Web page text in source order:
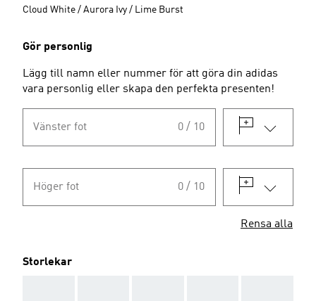
Cloud White / Aurora Ivy / Lime Burst
Gör personlig
Lägg till namn eller nummer för att göra din adidas
vara personlig eller skapa den perfekta presenten!
Vänster fot 0 / 10
Höger fot 0 / 10
Rensa alla
Storlekar